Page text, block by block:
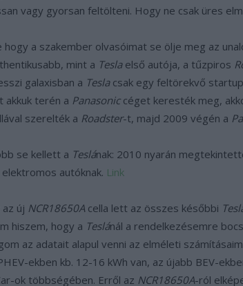
vagy gyorsan feltölteni. Hogy ne csak üres
hogy a szakember olvasóimat se ölje meg az
mint a Teslaelső autója, a tűzpiros
galaxisban a Teslacsak egy feltörekvő startup
akkuk terén a Panasoniccéget keresték meg,
szerelték a Roadster-t, majd 2009 végén a
se kellett a Teslának: 2010 nyarán
elektromos autóknak. Link
az új NCR18650A cella lett az összes későbbi
hiszem, hogy a Teslánál a rendelkezésemre
az adatait alapul venni az elméleti
ekben kb. 12-16 kWh van, az újabb BEV-
ok többségében. Erről az NCR18650A-ról